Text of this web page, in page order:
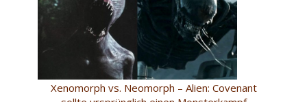
Xenomorph vs. Neomorph – Alien: Covenant